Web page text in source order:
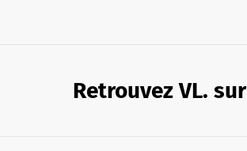
Retrouvez VL.